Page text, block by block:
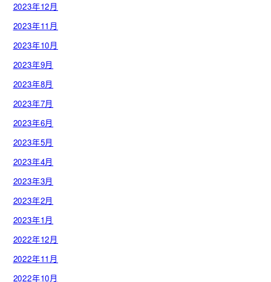
2023年12月
2023年11月
2023年10月
2023年9月
2023年8月
2023年7月
2023年6月
2023年5月
2023年4月
2023年3月
2023年2月
2023年1月
2022年12月
2022年11月
2022年10月